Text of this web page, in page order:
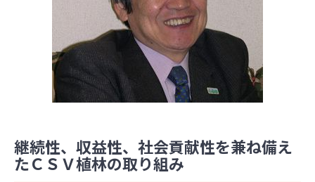
継続性、収益性、社会貢献性を兼ね備え
たＣＳＶ植林の取り組み